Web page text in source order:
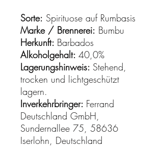
Sorte: Spirituose auf Rumbasis
Marke / Brennerei: Bumbu
Herkunft: Barbados
Alkoholgehalt: 40,0%
Lagerungshinweis: Stehend,
trocken und lichtgeschützt
lagern.
Inverkehrbringer: Ferrand
Deutschland GmbH,
Sundernallee 75, 58636
Iserlohn, Deutschland